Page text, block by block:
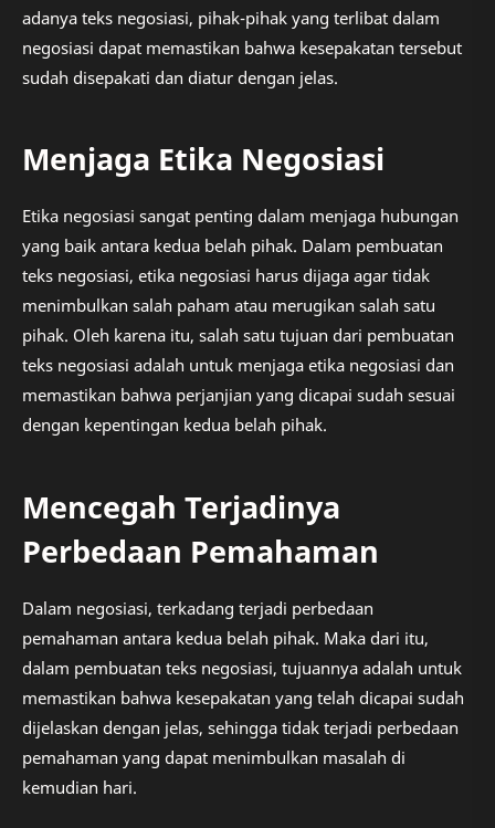
adanya teks negosiasi, pihak-pihak yang terlibat dalam
negosiasi dapat memastikan bahwa kesepakatan tersebut
sudah disepakati dan diatur dengan jelas.
Menjaga Etika Negosiasi
Etika negosiasi sangat penting dalam menjaga hubungan
yang baik antara kedua belah pihak. Dalam pembuatan
teks negosiasi, etika negosiasi harus dijaga agar tidak
menimbulkan salah paham atau merugikan salah satu
pihak. Oleh karena itu, salah satu tujuan dari pembuatan
teks negosiasi adalah untuk menjaga etika negosiasi dan
memastikan bahwa perjanjian yang dicapai sudah sesuai
dengan kepentingan kedua belah pihak.
Mencegah Terjadinya
Perbedaan Pemahaman
Dalam negosiasi, terkadang terjadi perbedaan
pemahaman antara kedua belah pihak. Maka dari itu,
dalam pembuatan teks negosiasi, tujuannya adalah untuk
memastikan bahwa kesepakatan yang telah dicapai sudah
dijelaskan dengan jelas, sehingga tidak terjadi perbedaan
pemahaman yang dapat menimbulkan masalah di
kemudian hari.